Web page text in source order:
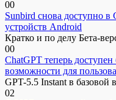
00
Sunbird снова доступно в
устройств Android
Кратко и по делу Бета-
00
ChatGPT теперь
возможности для
GPT-5.5 Instant в базовой
02